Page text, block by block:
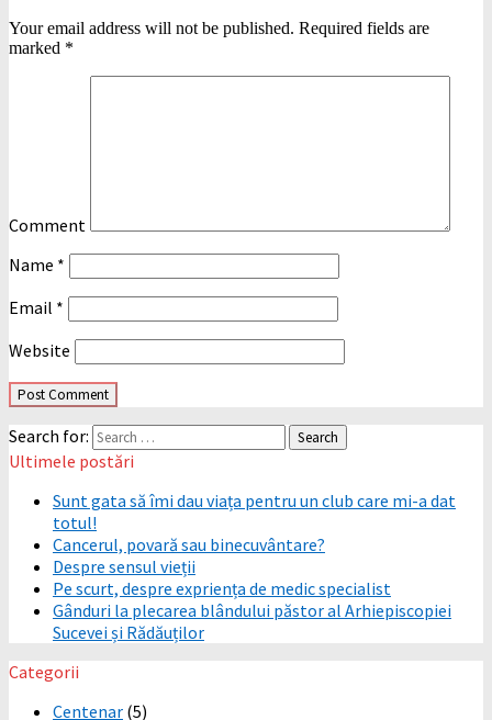
Your email address will not be published. Required fields are
marked *
Comment
Name *
Email *
Website
Search for:
Ultimele postări
Sunt gata să îmi dau viața pentru un club care mi-a dat
totul!
Cancerul, povară sau binecuvântare?
Despre sensul vieții
Pe scurt, despre expriența de medic specialist
Gânduri la plecarea blândului păstor al Arhiepiscopiei
Sucevei și Rădăuților
Categorii
Centenar (5)